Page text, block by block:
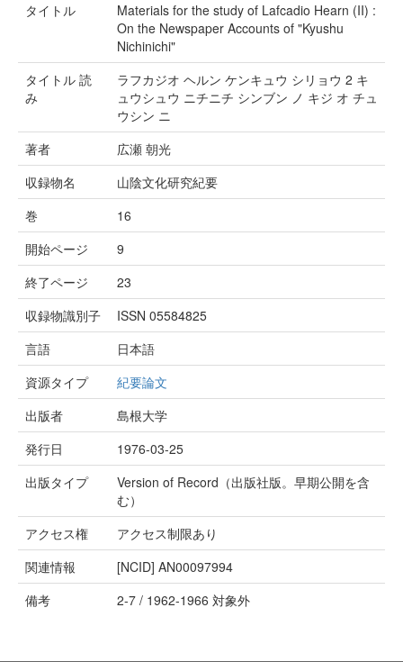
タイトル
Materials for the study of Lafcadio Hearn (II) :
On the Newspaper Accounts of "Kyushu
Nichinichi"
タイトル 読
み
ラフカジオ ヘルン ケンキュウ シリョウ 2 キ
ュウシュウ ニチニチ シンブン ノ キジ オ チュ
ウシン ニ
著者
広瀬 朝光
収録物名
山陰文化研究紀要
巻
16
開始ページ
9
終了ページ
23
収録物識別子
ISSN 05584825
言語
日本語
資源タイプ
紀要論文
出版者
島根大学
発行日
1976-03-25
出版タイプ
Version of Record（出版社版。早期公開を含
む）
アクセス権
アクセス制限あり
関連情報
[NCID] AN00097994
備考
2-7 / 1962-1966 対象外